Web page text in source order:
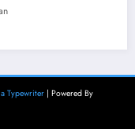
Typewriter| Powered By